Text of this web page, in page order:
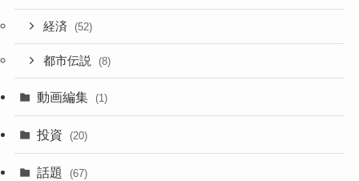
経済 (52)
都市伝説 (8)
動画編集 (1)
投資 (20)
話題 (67)